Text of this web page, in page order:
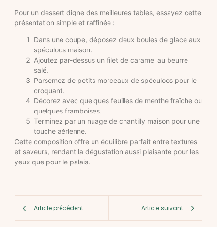
Pour un dessert digne des meilleures tables, essayez cette
présentation simple et raffinée :
Dans une coupe, déposez deux boules de glace aux
spéculoos maison.
Ajoutez par-dessus un filet de caramel au beurre
salé.
Parsemez de petits morceaux de spéculoos pour le
croquant.
Décorez avec quelques feuilles de menthe fraîche ou
quelques framboises.
Terminez par un nuage de chantilly maison pour une
touche aérienne.
Cette composition offre un équilibre parfait entre textures
et saveurs, rendant la dégustation aussi plaisante pour les
yeux que pour le palais.
Article précédent Article suivant